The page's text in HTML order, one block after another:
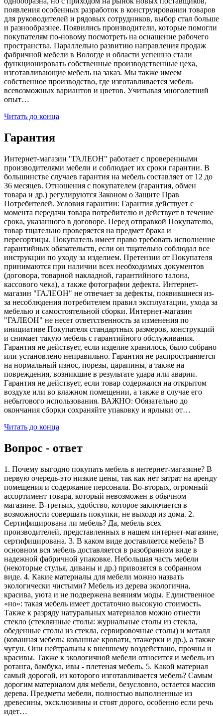
появления особенных разработок в конструировании товаров
для руководителей и рядовых сотрудников, выбор стал больше
и разнообразнее. Появились производители, которые помогли
покупателям по-новому посмотреть на оснащение рабочего
пространства. Параллельно развитию направления продаж
фабричной мебели в Вологде и области успешно стали
функционировать собственные производственные цеха,
изготавливающие мебель на заказ. Мы также имеем
собственное производство, где изготавливается мебель
всевозможных вариантов и цветов. Учитывая многолетний
опыт…
Читать до конца
Гарантия
Интернет-магазин "ГАЛЕОН" работает с проверенными
производителями мебели и соблюдает их сроки гарантии. В
большинстве случаев гарантия на мебель составляет от 12 до
36 месяцев. Отношения с покупателем (гарантия, обмен
товара и др.) регулируются Законом о Защите Прав
Потребителей. Условия гарантии: Гарантия действует с
момента передачи товара потребителю и действует в течение
срока, указанного в договоре. Перед отправкой Покупателю,
товар тщательно проверяется на предмет брака и
пересортицы. Покупатель имеет право требовать исполнение
гарантийных обязательств, если он тщательно соблюдал все
инструкции по уходу за изделием. Претензии от Покупателя
принимаются при наличии всех необходимых документов
(договора, товарной накладной, гарантийного талона,
кассового чека), а также фотографии дефекта. Интернет-
магазин "ГАЛЕОН" не отвечает за дефекты, появившиеся из-
за несоблюдения потребителем правил эксплуатации, ухода за
мебелью и самостоятельной сборки. Интернет-магазин
"ГАЛЕОН" не несет ответственность за изменения по
инициативе Покупателя стандартных размеров, конструкций
и снимает такую мебель с гарантийного обслуживания.
Гарантия не действует, если изделие хранилось, было собрано
или установлено неправильно. Гарантия не распространяется
на нормальный износ, порезы, царапины, а также на
повреждения, возникшие в результате удара или аварии.
Гарантия не действует, если товар содержался на открытом
воздухе или во влажном помещении, а также в случае его
небытового использования. ВАЖНО: Обязательно до
окончания сборки сохраняйте упаковку и ярлыки от…
Читать до конца
Вопрос - ответ
1. Почему выгодно покупать мебель в интернет-магазине? В
первую очередь-это низкие цены, так как нет затрат на аренду
помещения и содержание персонала. Во-вторых, огромный
ассортимент товара, который невозможен в обычном
магазине. В-третьих, удобство, которое заключается в
возможности совершать покупки, не выходя из дома. 2.
Сертифицирована ли мебель? Да, мебель всех
производителей, представленных в нашем интернет-магазине,
сертифицирована. 3. В каком виде доставляется мебель? В
основном вся мебель доставляется в разобранном виде в
надежной фабричной упаковке. Небольшая часть мебели
(некоторые стулья, диваны и др.) привозятся в собранном
виде. 4. Какие материалы для мебели можно назвать
экологически чистыми? Мебель из дерева экологична,
красива, уюта и не подвержена веяниям моды. Единственное
«но»: такая мебель имеет достаточно высокую стоимость.
Также к разряду натуральных материалов можно отнести
стекло (стеклянные столы: журнальные столы из стекла,
обеденные столы из стекла, сервировочные столы) и металл
(кованная мебель: кованные кровати, этажерки и др.), а также
чугун. Они нейтральны к внешнему воздействию, прочны и
красивы. Также к экологичной мебели относится и мебель из
ротанга, бамбука, ивы - плетеная мебель. 5. Какой материал
самый дорогой, из которого изготавливается мебель? Самым
дорогим материалом для мебели, безусловно, остается массив
дерева. Предметы мебели, полностью выполненные из
древесины, эксклюзивны и стоят дорого, особенно если речь
идет…